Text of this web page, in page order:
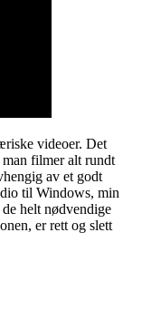
videoer. Det
man filmer alt rundt
av et godt
til Windows, min
helt nødvendige
er rett og slett